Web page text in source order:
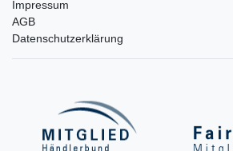
Impressum
AGB
Datenschutzerklärung